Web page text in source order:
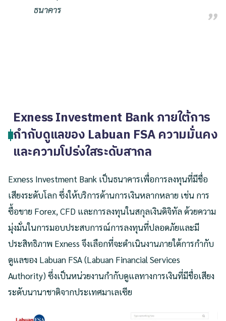
ธนาคาร
Exness Investment Bank ภายใต้การ
กำกับดูแลของ Labuan FSA ความมั่นคง
และความโปร่งใสระดับสากล
Exness Investment Bank เป็นธนาคารเพื่อการลงทุนที่มีชื่อ
เสียงระดับโลก ซึ่งให้บริการด้านการเงินหลากหลาย เช่น การ
ซื้อขาย Forex, CFD และการลงทุนในสกุลเงินดิจิทัล ด้วยความ
มุ่งมั่นในการมอบประสบการณ์การลงทุนที่ปลอดภัยและมี
ประสิทธิภาพ Exness จึงเลือกที่จะดำเนินงานภายใต้การกำกับ
ดูแลของ Labuan FSA (Labuan Financial Services
Authority) ซึ่งเป็นหน่วยงานกำกับดูแลทางการเงินที่มีชื่อเสียง
ระดับนานาชาติจากประเทศมาเลเซีย